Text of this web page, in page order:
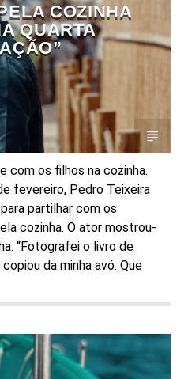
COZINHA
QUARTA
com os filhos na cozinha.
fevereiro, Pedro Teixeira
partilhar com os
cozinha. O ator mostrou-
“Fotografei o livro de
da minha avó. Que